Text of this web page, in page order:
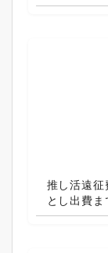
推し活遠征
とし出費ま